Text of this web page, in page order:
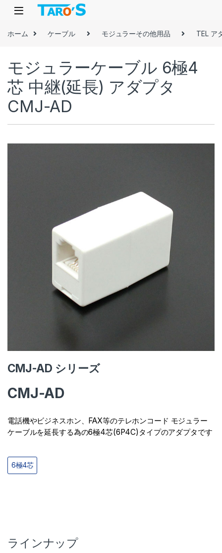
Skip to navigation
Skip to content
ホーム ケーブル モジュラーその他用品 TEL ア
モジュラーケーブル 6極4
芯 中継(延長) アダプタ
CMJ-AD
CMJ-AD シリーズ
CMJ-AD
電話機やビジネスホン、FAX等のテレホンコード モジュラー
ケーブルを延長する為の6極4芯(6P4C)タイプのアダプタです
6極4芯
ラインナップ